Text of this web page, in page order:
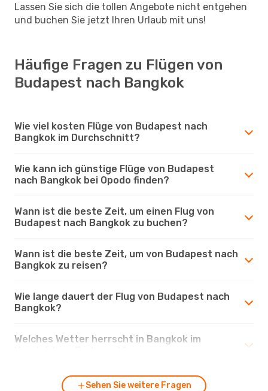
Lassen Sie sich die tollen Angebote nicht entgehen
und buchen Sie jetzt Ihren Urlaub mit uns!
Häufige Fragen zu Flügen von
Budapest nach Bangkok
Wie viel kosten Flüge von Budapest nach
Bangkok im Durchschnitt?
Wie kann ich günstige Flüge von Budapest
nach Bangkok bei Opodo finden?
Wann ist die beste Zeit, um einen Flug von
Budapest nach Bangkok zu buchen?
Wann ist die beste Zeit, um von Budapest nach
Bangkok zu reisen?
Wie lange dauert der Flug von Budapest nach
Bangkok?
Welches Wetter herrscht in Bangkok im
Sehen Sie weitere Fragen